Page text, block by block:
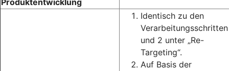
Produktentwicklung
Identisch zu den
Verarbeitungsschritten
und 2 unter „Re-
Targeting“.
Auf Basis der